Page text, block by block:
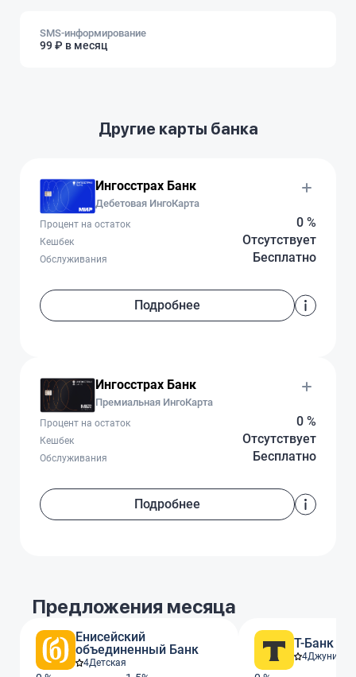
SMS-информирование
99 ₽ в месяц
Другие карты банка
Ингосстрах Банк
Дебетовая ИнгоКарта
0 %
Процент на остаток
Отсутствует
Кешбек
Бесплатно
Обслуживания
Подробнее
Ингосстрах Банк
Премиальная ИнгоКарта
0 %
Процент на остаток
Отсутствует
Кешбек
Бесплатно
Обслуживания
Подробнее
Предложения месяца
Енисейский
объединенный Банк
4Детская
Т-Банк
4Джуниор